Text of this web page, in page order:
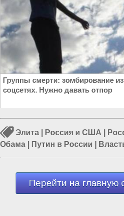
Группы смерти: зомбирование
соцсетях. Нужно давать отпор
Элита Россия и США
Обама
Путин в России
России
Перейти на главную